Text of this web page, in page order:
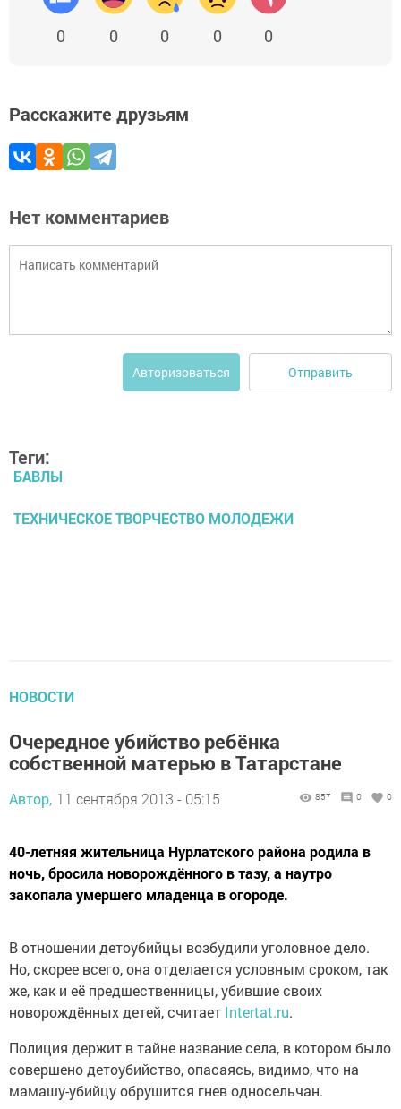
0 0 0 0 0
Расскажите друзьям
Нет комментариев
Авторизоваться Отправить
Теги:
БАВЛЫ
ТЕХНИЧЕСКОЕ ТВОРЧЕСТВО МОЛОДЕЖИ
НОВОСТИ
Очередное убийство ребёнка
собственной матерью в Татарстане
Автор, 11 сентября 2013 - 05:15 857 0 0
40-летняя жительница Нурлатского района родила в
ночь, бросила новорождённого в тазу, а наутро
закопала умершего младенца в огороде.
В отношении детоубийцы возбудили уголовное дело.
Но, скорее всего, она отделается условным сроком, так
же, как и её предшественницы, убившие своих
новорождённых детей, считает Intertat.ru.
Полиция держит в тайне название села, в котором было
совершено детоубийство, опасаясь, видимо, что на
мамашу-убийцу обрушится гнев односельчан.